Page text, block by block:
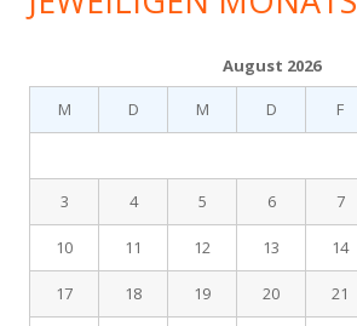
August 2026
M
D M D F
3 4 5 6 7
10 11 12 13 14
17 18 19 20 21